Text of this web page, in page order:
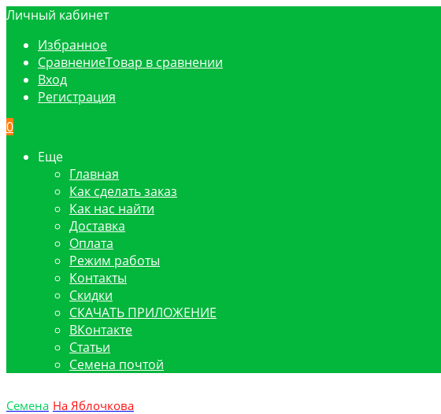
Личный кабинет
Избранное
СравнениеТовар в сравнении
Вход
Регистрация
0
Еще
Главная
Как сделать заказ
Как нас найти
Доставка
Оплата
Режим работы
Контакты
Скидки
СКАЧАТЬ ПРИЛОЖЕНИЕ
ВКонтакте
Статьи
Семена почтой
Семена На Яблочкова